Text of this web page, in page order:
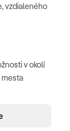
vzdialeného
v okolí
mesta